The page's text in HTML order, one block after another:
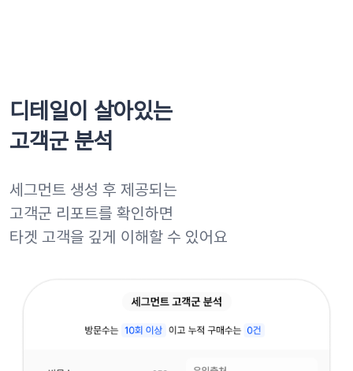
디테일이 살아있는
고객군 분석
세그먼트 생성 후 제공되는
고객군 리포트를 확인하면
타겟 고객을 깊게 이해할 수 있어요